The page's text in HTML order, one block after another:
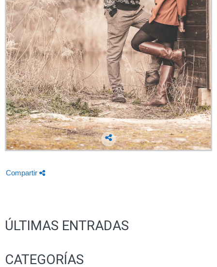
Compartir
ÚLTIMAS ENTRADAS
CATEGORÍAS